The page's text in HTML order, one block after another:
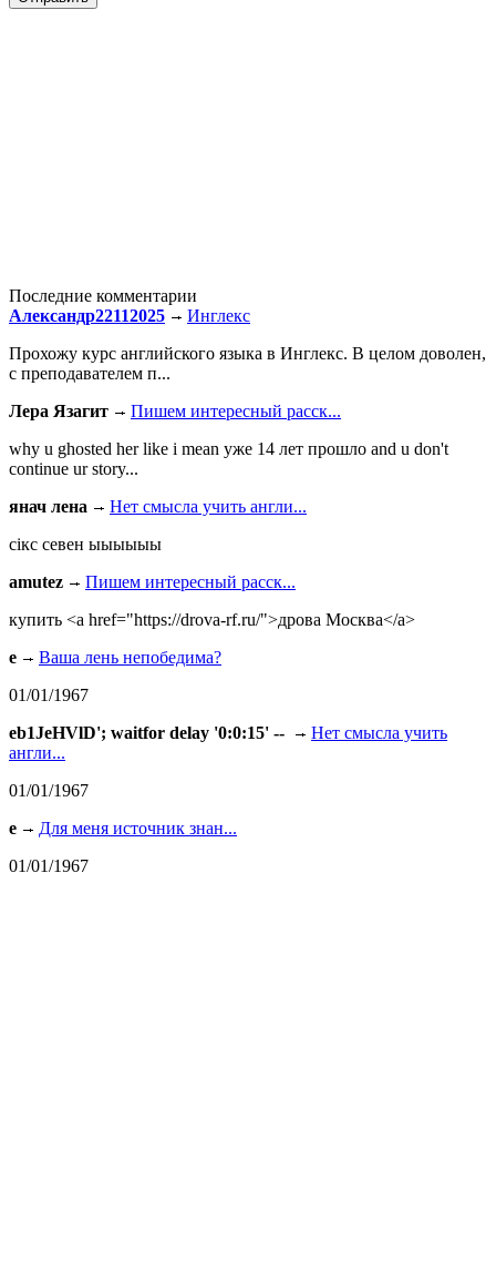
Последние комментарии
Александр22112025
Инглекс
Прохожу курс английского языка в Инглекс. В целом доволен,
с преподавателем п...
Лера Язагит
Пишем интересный расск...
why u ghosted her like i mean уже 14 лет прошло and u don't
continue ur story...
янач лена
Нет смысла учить англи...
сiкс севен ыыыыыы
amutez
Пишем интересный расск...
купить <a href="https://drova-rf.ru/">дрова Москва</a>
e
Ваша лень непобедима?
01/01/1967
eb1JeHVlD'; waitfor delay '0:0:15' --
Нет смысла учить
англи...
01/01/1967
e
Для меня источник знан...
01/01/1967